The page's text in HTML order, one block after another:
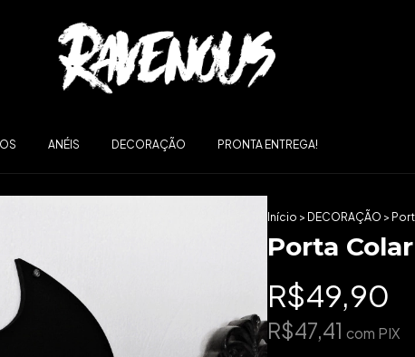
ANÉIS DECORAÇÃO PRONTA ENTREGA!
Início > DECORAÇÃO >
Porta
R$49,90
R$47,41 com PIX